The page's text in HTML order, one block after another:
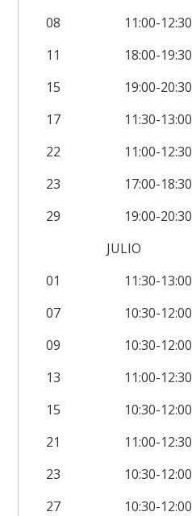
08
11:00-12:30
11
18:00-19:30
15
19:00-20:30
17
11:30-13:00
22
11:00-12:30
23
17:00-18:30
29
19:00-20:30
JULIO
01
11:30-13:00
07
10:30-12:00
09
10:30-12:00
13
11:00-12:30
15
10:30-12:00
21
11:00-12:30
23
10:30-12:00
27
10:30-12:00